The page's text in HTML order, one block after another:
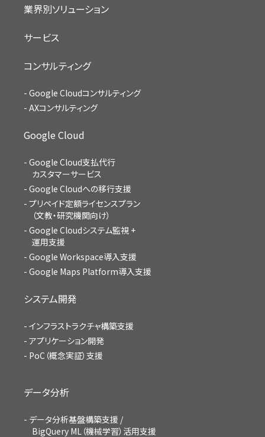
業界別ソリューション
サービス
コンサルティング
Google Cloudコンサルティング
AXコンサルティング
Google Cloud
Google Cloud支払代行
カスタマーサービス
Google Cloudへの移行支援
プリペイド定額ライセンスプラン
（文教・研究機関向け）
Google Cloudシステム監視 +
運用支援
Google Workspace導入支援
Google Maps Platform導入支援
システム開発
インフラストラクチャ構築支援
アプリケーション開発
PoC（概念実証）支援
データ分析
データ分析基盤構築支援 /
BigQuery ML（機械学習）活用支援